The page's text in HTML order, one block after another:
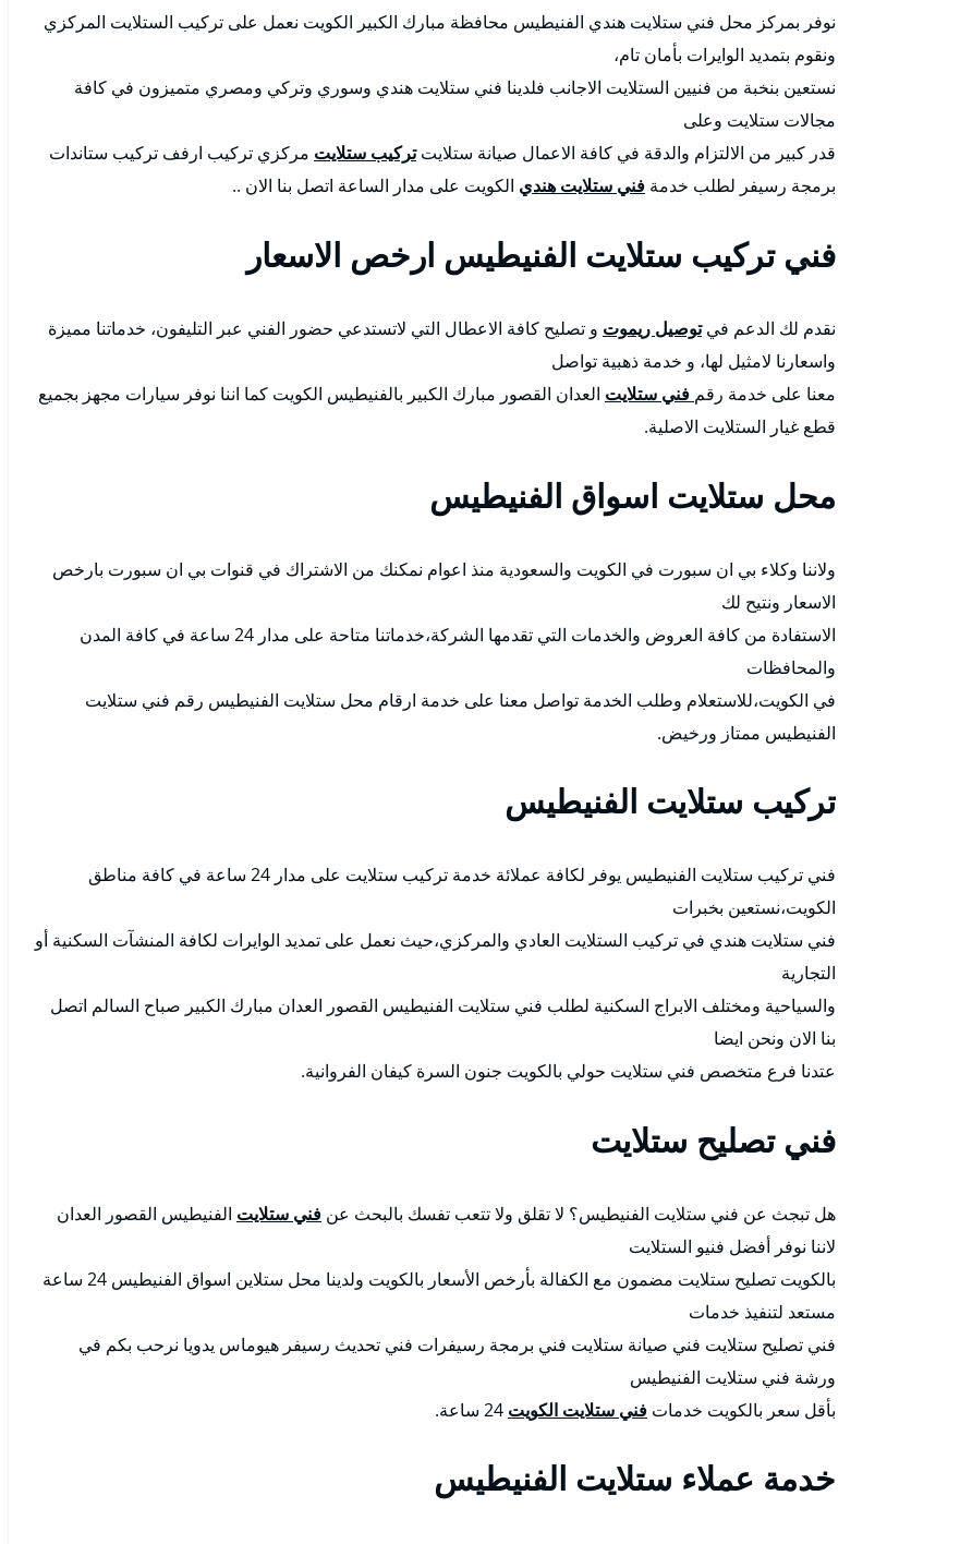
نوفر بمركز محل فني ستلايت هندي الفنيطيس محافظة مبارك الكبير الكويت نعمل على تركيب الستلايت المركزي
ونقوم بتمديد الوايرات بأمان تام،
نستعين بنخبة من فنيين الستلايت الاجانب فلدينا فني ستلايت هندي وسوري وتركي ومصري متميزون في كافة
مجالات ستلايت وعلى
قدر كبير من الالتزام والدقة في كافة الاعمال صيانة ستلايتتركيب ستلايت مركزي تركيب ارفف تركيب ستاندات
برمجة رسيفر لطلب خدمة فني ستلايت هندي الكويت على مدار الساعة اتصل بنا الان ..
فني تركيب ستلايت الفنيطيس ارخص الاسعار
نقدم لك الدعم فيتوصيل ريموت و تصليح كافة الاعطال التي لاتستدعي حضور الفني عبر التليفون، خدماتنا مميزة
واسعارنا لامثيل لها، و خدمة ذهبية تواصل
معنا على خدمة رقم فني ستلايت العدان القصور مبارك الكبير بالفنيطيس الكويت كما اننا نوفر سيارات مجهز بجميع
قطع غيار الستلايت الاصلية.
محل ستلايت اسواق الفنيطيس
ولاننا وكلاء بي ان سبورت في الكويت والسعودية منذ اعوام نمكنك من الاشتراك في قنوات بي ان سبورت بارخص
الاسعار ونتيح لك
الاستفادة من كافة العروض والخدمات التي تقدمها الشركة،خدماتنا متاحة على مدار 24 ساعة في كافة المدن
والمحافظات
في الكويت،للاستعلام وطلب الخدمة تواصل معنا على خدمة ارقام محل ستلايت الفنيطيس رقم فني ستلايت
الفنيطيس ممتاز ورخيض.
تركيب ستلايت الفنيطيس
فني تركيب ستلايت الفنيطيس يوفر لكافة عملائة خدمة تركيب ستلايت على مدار 24 ساعة في كافة مناطق
الكويت،نستعين بخبرات
فني ستلايت هندي في تركيب الستلايت العادي والمركزي،حيث نعمل على تمديد الوايرات لكافة المنشآت السكنية أو
التجارية
والسياحية ومختلف الابراج السكنية لطلب فني ستلايت الفنيطيس القصور العدان مبارك الكبير صباح السالم اتصل
بنا الان ونحن ايضا
عتدنا فرع متخصص فني ستلايت حولي بالكويت جنون السرة كيفان الفروانية.
فني تصليح ستلايت
هل تبجث عن فني ستلايت الفنيطيس؟ لا تقلق ولا تتعب تفسك بالبحث عن فني ستلايت الفنيطيس القصور العدان
لاننا نوفر أفضل فنيو الستلايت
بالكويت تصليح ستلايت مضمون مع الكفالة بأرخص الأسعار بالكويت ولدينا محل ستلاين اسواق الفنيطيس 24 ساعة
مستعد لتنفيذ خدمات
فني تصليح ستلايت فني صيانة ستلايت فني برمجة رسيفرات فني تحديث رسيفر هيوماس يدويا نرحب بكم في
ورشة فني ستلايت الفنيطيس
بأقل سعر بالكويت خدمات فني ستلايت الكويت
خدمة عملاء ستلايت الفنيطيس